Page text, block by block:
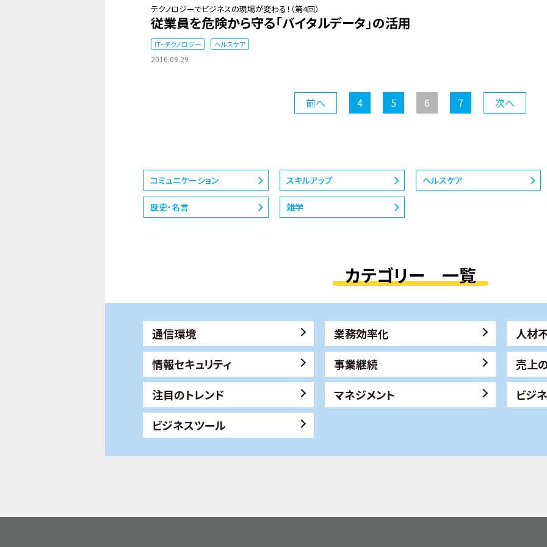
テクノロジーでビジネスの現場が変わる！（第4回）
従業員を危険から守る「バイタルデータ」の活用
IT・テクノロジー ヘルスケア
2016.09.29
前へ 4 5 6 7 次へ
コミュニケーション スキルアップ ヘルスケア
歴史・名言 雑学
カテゴリー 一覧
通信環境 業務効率化
人材
情報セキュリティ
事業継続
売上
注目のトレンド
マネジメント
ビジ
ビジネスツール